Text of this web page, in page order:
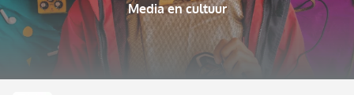
Media en cultuur